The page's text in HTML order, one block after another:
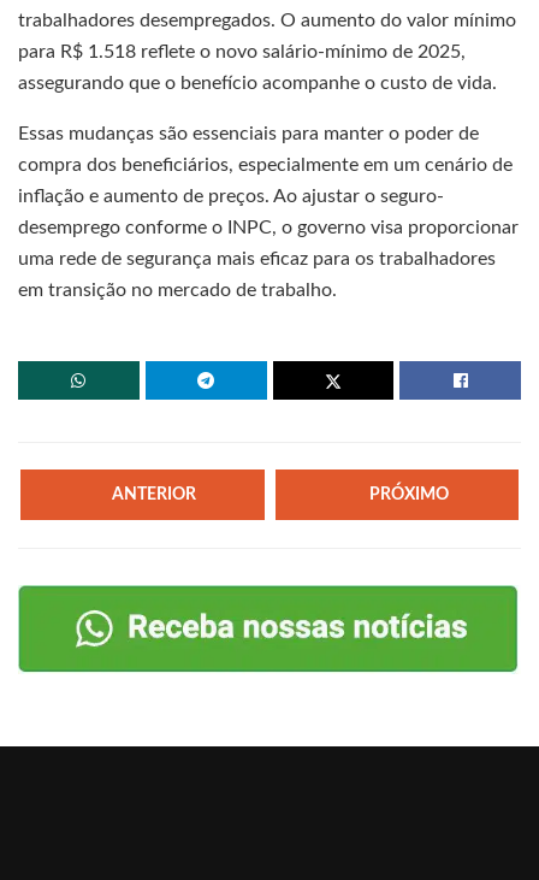
trabalhadores desempregados. O aumento do valor mínimo
para R$ 1.518 reflete o novo salário-mínimo de 2025,
assegurando que o benefício acompanhe o custo de vida.
Essas mudanças são essenciais para manter o poder de
compra dos beneficiários, especialmente em um cenário de
inflação e aumento de preços. Ao ajustar o seguro-
desemprego conforme o INPC, o governo visa proporcionar
uma rede de segurança mais eficaz para os trabalhadores
em transição no mercado de trabalho.
ANTERIOR PRÓXIMO